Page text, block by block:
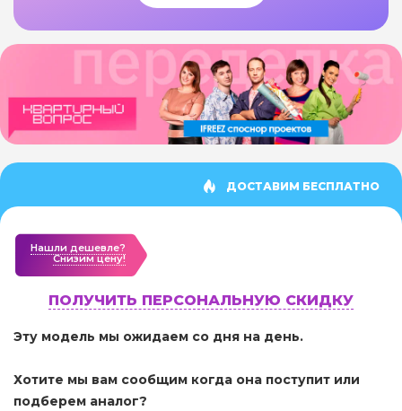
ДОСТАВИМ БЕСПЛАТНО
Нашли дешевле?
Cнизим цену!
ПОЛУЧИТЬ ПЕРСОНАЛЬНУЮ СКИДКУ
Эту модель мы ожидаем со дня на день.
Хотите мы вам сообщим когда она поступит или
подберем аналог?